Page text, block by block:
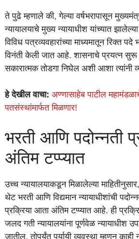
ते पुढे म्हणाले की, गेल्या वर्षभरापासून
न्यायालयाचे मुख्य न्यायाधीश यांच्यात
विविध पत्रव्यवहारांच्या माध्यमातून रिक्त पदे
विनंती केली जात आहे. शासनाचे प्रयत्न
सकारात्मक तोडगा निघेल अशी आशा त्यांनी
हे देखील वाचा: अण्णासाहेब पाटील
पतसंस्थांमार्फत मिळणार!
भरती आणि पदोन्नती
अंतिम टप्प्यात
उच्च न्यायालयाकडून मिळालेल्या
थेट भरती आणि विद्यमान न्यायाधीशांची
प्रक्रिया आता अंतिम टप्प्यात आहे. ही
जलद गती न्यायालयांना पूर्णवेळ न्यायाधीश
जातील. तोपर्यंत पर्यायी व्यवस्था म्हणून काही